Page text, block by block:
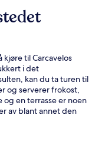
kjøre til Carcavelos
i det
kan du ta turen til
og serverer frokost,
og en terrasse er noen
av blant annet den